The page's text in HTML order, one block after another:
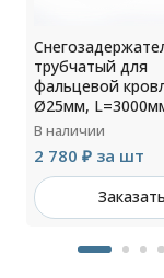
трубчатый для
фальцевой
Ø25мм,
опоры RAL 9010
В наличии
2 780 ₽ за шт
Заказать